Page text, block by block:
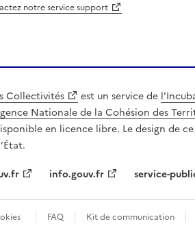
notre service support
Collectivités est un service de
Nationale de la Cohésion des
en licence libre. Le design de
info.gouv.fr service-
FAQ Kit de communication